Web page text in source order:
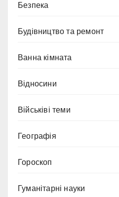
Безпека
Будівництво та ремонт
Ванна кімната
Відносини
Військіві теми
Географія
Гороскоп
Гуманітарні науки